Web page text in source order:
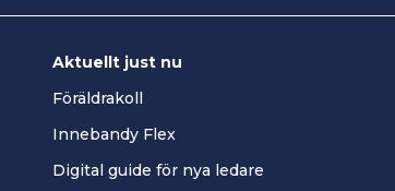
Aktuellt just nu
Föräldrakoll
Innebandy Flex
Digital guide för nya ledare